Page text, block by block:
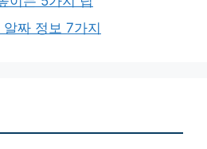
짜 정보 7가지